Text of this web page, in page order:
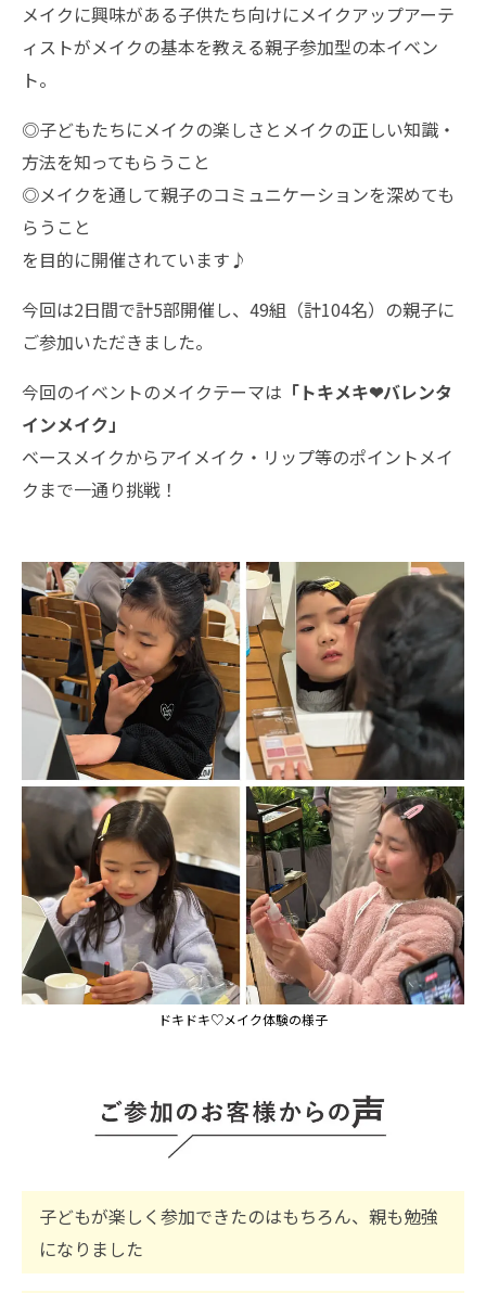
メイクに興味がある子供たち向けにメイクアップアーテ
ィストがメイクの基本を教える親子参加型の本イベン
ト。
◎子どもたちにメイクの楽しさとメイクの正しい知識・
方法を知ってもらうこと
◎メイクを通して親子のコミュニケーションを深めても
らうこと
を目的に開催されています♪
今回は2日間で計5部開催し、49組（計104名）の親子に
ご参加いただきました。
今回のイベントのメイクテーマは 「トキメキ❤バレンタ
インメイク」
ベースメイクからアイメイク・リップ等のポイントメイ
クまで一通り挑戦！
ドキドキ♡メイク体験の様子
子どもが楽しく参加できたのはもちろん、親も勉強
になりました